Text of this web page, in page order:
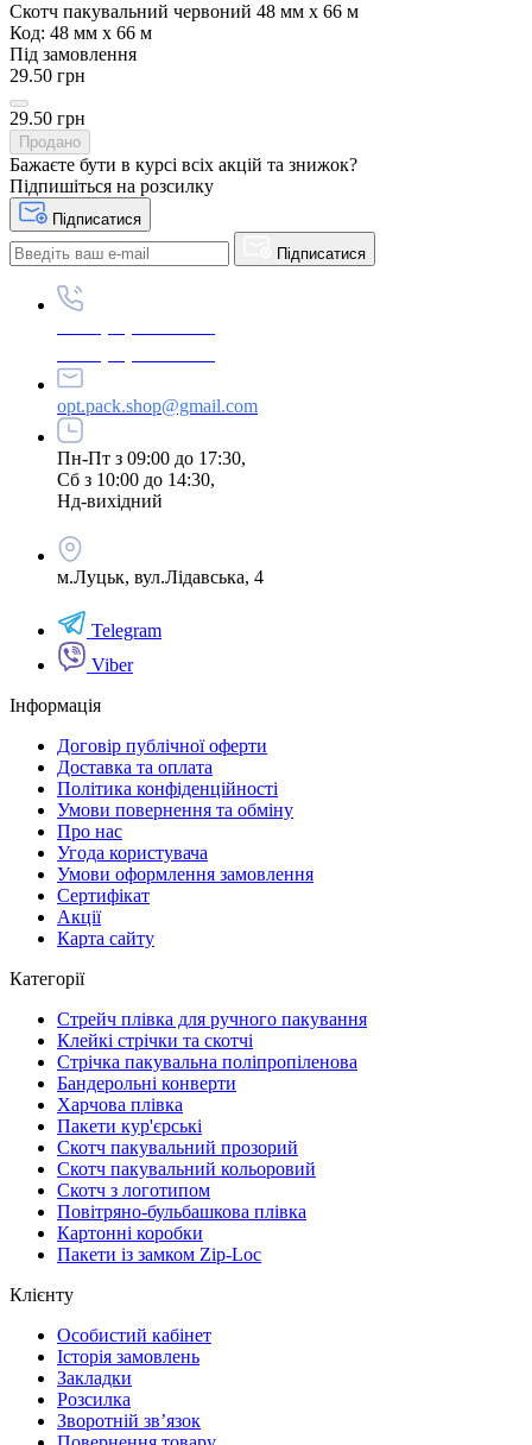
Скотч пакувальний червоний 48 мм х 66 м
Код: 48 мм х 66 м
Під замовлення
29.50 грн
29.50 грн
Продано
Бажаєте бути в курсі всіх акцій та знижок?
Підпишіться на розсилку
Підписатися
Підписатися
opt.pack.shop@gmail.com
Пн-Пт з 09:00 до 17:30,
Сб з 10:00 до 14:30,
Нд-вихідний
м.Луцьк, вул.Лідавська, 4
Telegram
Viber
Інформація
Договір публічної оферти
Доставка та оплата
Політика конфіденційності
Умови повернення та обміну
Про нас
Угода користувача
Умови оформлення замовлення
Сертифікат
Акції
Карта сайту
Категорії
Стрейч плівка для ручного пакування
Клейкі стрічки та скотчі
Стрічка пакувальна поліпропіленова
Бандерольні конверти
Харчова плівка
Пакети кур'єрські
Cкотч пакувальний прозорий
Скотч пакувальний кольоровий
Cкотч з логотипом
Повітряно-бульбашкова плівка
Картонні коробки
Пакети із замком Zip-Loc
Клієнту
Особистий кабінет
Історія замовлень
Закладки
Розсилка
Зворотній зв’язок